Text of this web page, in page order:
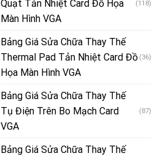
Quạt Tản Nhiệt Card Đồ Họa
Màn Hình VGA
(118)
Bảng Giá Sửa Chữa Thay Thế
Thermal Pad Tản Nhiệt Card Đồ
Họa Màn Hình VGA
(36)
Bảng Giá Sửa Chữa Thay Thế
Tụ Điện Trên Bo Mạch Card
VGA
(87)
Bảng Giá Sửa Chữa Thay Thế